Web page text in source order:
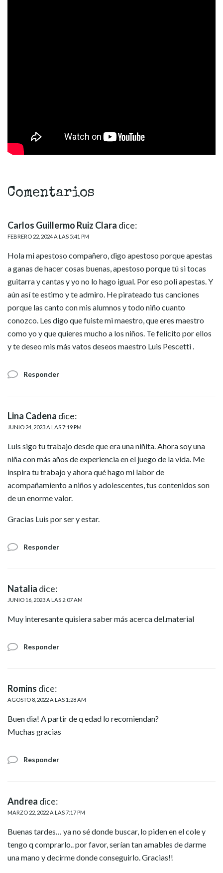
Comentarios
Carlos Guillermo Ruiz Clara dice:
FEBRERO 22, 2024 A LAS 5:41 PM
Hola mi apestoso compañero, digo apestoso porque apestas
a ganas de hacer cosas buenas, apestoso porque tú si tocas
guitarra y cantas y yo no lo hago igual. Por eso poli apestas. Y
aún así te estimo y te admiro. He pirateado tus canciones
porque las canto con mis alumnos y todo niño cuanto
conozco. Les digo que fuiste mi maestro, que eres maestro
como yo y que quieres mucho a los niños. Te felicito por ellos
y te deseo mis más vatos deseos maestro Luis Pescetti .
Responder
Lina Cadena dice:
JUNIO 24, 2023 A LAS 7:19 PM
Luis sigo tu trabajo desde que era una niñita. Ahora soy una
niña con más años de experiencia en el juego de la vida. Me
inspira tu trabajo y ahora qué hago mi labor de
acompañamiento a niños y adolescentes, tus contenidos son
de un enorme valor.
Gracias Luis por ser y estar.
Responder
Natalia dice:
JUNIO 16, 2023 A LAS 2:07 AM
Muy interesante quisiera saber más acerca del.material
Responder
Romins dice:
AGOSTO 8, 2022 A LAS 1:28 AM
Buen dia! A partir de q edad lo recomiendan?
Muchas gracias
Responder
Andrea dice:
MARZO 22, 2022 A LAS 7:17 PM
Buenas tardes… ya no sé donde buscar, lo piden en el cole y
tengo q comprarlo.. por favor, serían tan amables de darme
una mano y decirme donde conseguirlo. Gracias!!